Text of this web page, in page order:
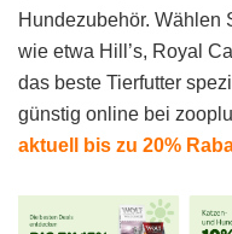
Hundezubehör. Wählen
wie etwa Hill’s, Royal
das beste Tierfutter
günstig online bei
aktuell bis zu 20%